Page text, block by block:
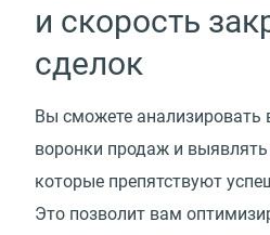
и скорость
сделок
Вы сможете анализировать
воронки продаж и
которые препятствуют
Это позволит вам